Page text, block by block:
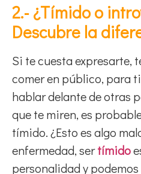
2.- ¿Tímido o
Descubre la
Si te cuesta expresarte,
comer en público, para
hablar delante de otras
que te miren, es
tímido. ¿Esto es algo
enfermedad, sertímido
personalidad y